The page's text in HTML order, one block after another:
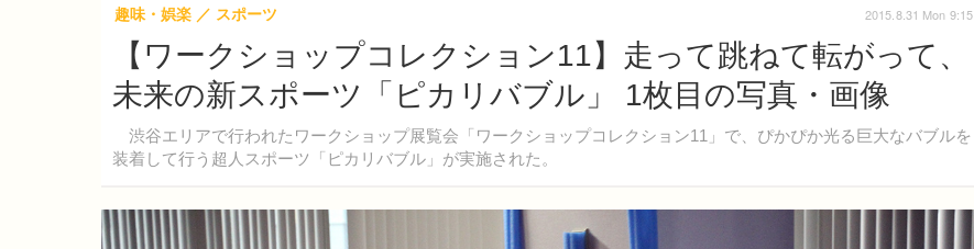
【ワークショップコレクション11】走って跳ねて転がって、
未来の新スポーツ「ピカリバブル」 1枚目の写真・画像
渋谷エリアで行われたワークショップ展覧会「ワークショップコレクション11」で、ぴかぴか光る巨大なバブルを
装着して行う超人スポーツ「ピカリバブル」が実施された。
趣味・娯楽 スポーツ 2015.8.31 Mon 9:15